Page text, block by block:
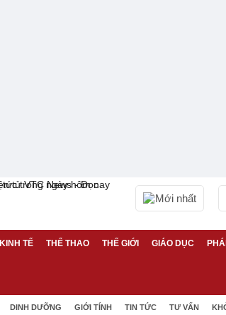
Mới nhất
KINH TẾ THỂ THAO THẾ GIỚI GIÁO DỤC
DINH DƯỠNG GIỚI TÍNH TIN TỨC TƯ VẤN